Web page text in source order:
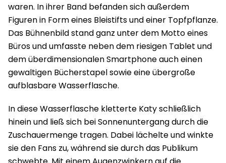
waren. In ihrer Band befanden sich außerdem
Figuren in Form eines Bleistifts und einer Topfpflanze.
Das Bühnenbild stand ganz unter dem Motto eines
Büros und umfasste neben dem riesigen Tablet und
dem überdimensionalen Smartphone auch einen
gewaltigen Bücherstapel sowie eine übergroße
aufblasbare Wasserflasche.
In diese Wasserflasche kletterte Katy schließlich
hinein und ließ sich bei Sonnenuntergang durch die
Zuschauermenge tragen. Dabei lächelte und winkte
sie den Fans zu, während sie durch das Publikum